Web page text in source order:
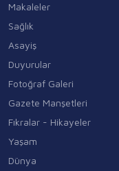
Makaleler
Sağlık
Asayiş
Duyurular
Fotoğraf Galeri
Gazete Manşetleri
Fıkralar - Hikayeler
Yaşam
Dünya